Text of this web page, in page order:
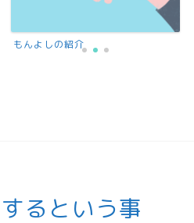
もんよしの紹介
るという事